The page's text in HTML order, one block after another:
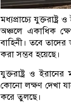
মধ্যপ্রাচ্যে
অঞ্চলে একাধিক
বাহিনী। তবে
করা সম্ভব হয়েছে।
যুক্তরাষ্ট্র ও
কোনো লক্ষণ দেখা
করে তুলছে।